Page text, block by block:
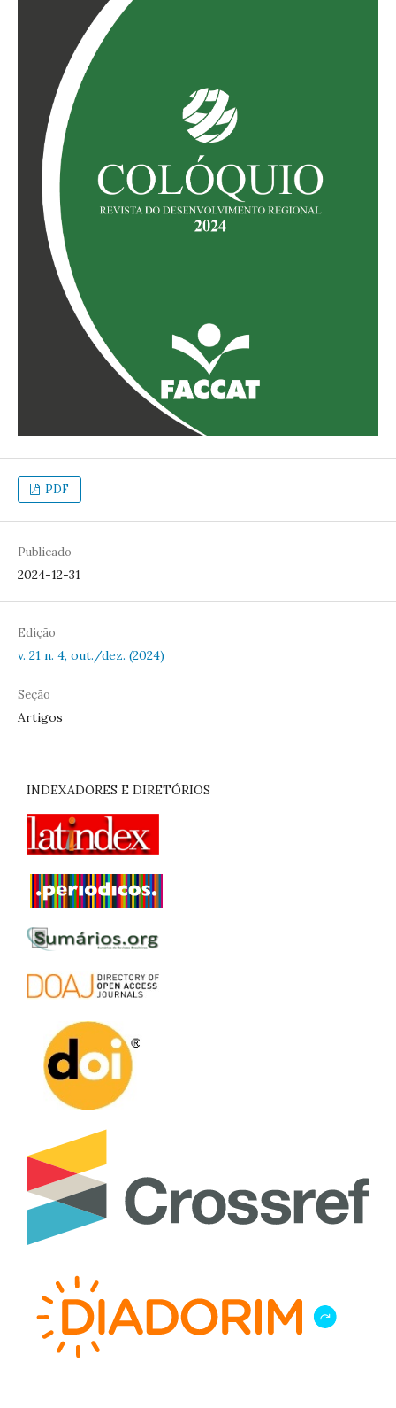
PDF
Publicado
2024-12-31
Edição
v. 21 n. 4, out./dez. (2024)
Seção
Artigos
INDEXADORES E DIRETÓRIOS